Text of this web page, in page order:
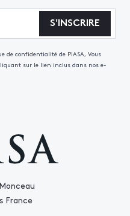
France
S'INSCRIRE
de confidentialité de PIASA, Vous
sur le lien inclus dans nos e-